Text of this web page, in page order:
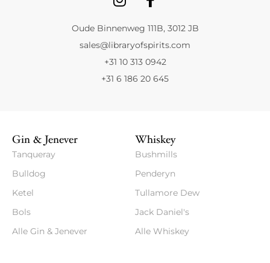
Oude Binnenweg 111B, 3012 JB
sales@libraryofspirits.com
+31 10 313 0942
+31 6 186 20 645
Gin & Jenever
Tanqueray
Bulldog
Ketel
Bols
Alle Gin & Jenever
Whiskey
Bushmills
Penderyn
Tullamore Dew
Jack Daniel's
Alle Whiskey